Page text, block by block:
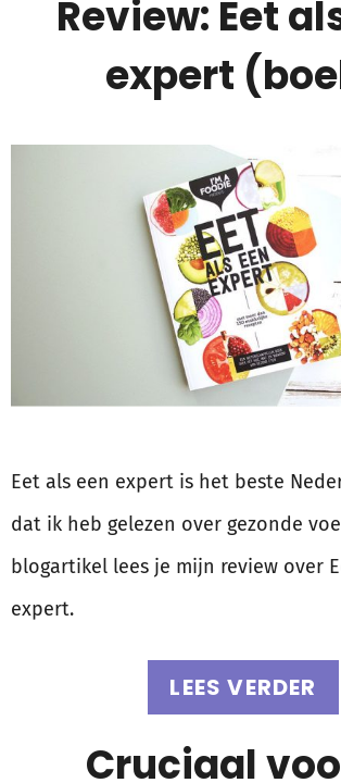
Review: Eet
expert
Eet als een expert is het beste
dat ik heb gelezen over gezonde
blogartikel lees je mijn review over
expert.
LEES VERDER
Cruciaal